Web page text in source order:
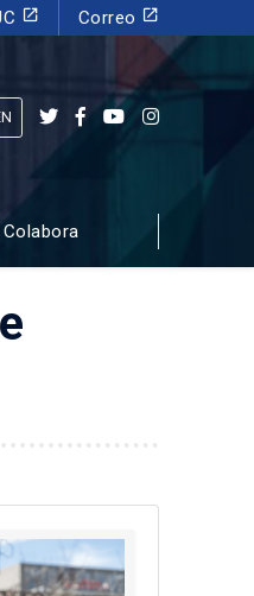
launch Correo launch
ES EN
Colabora